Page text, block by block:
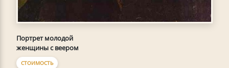
Портрет молодой
женщины с веером
СТОИМОСТЬ